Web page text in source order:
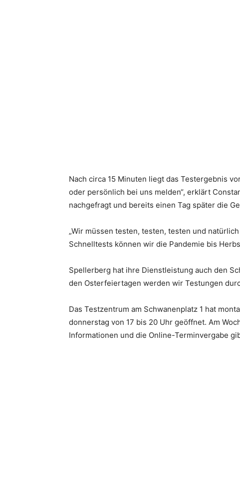
Nach circa 15 Minuten liegt das Testergebnis
oder persönlich bei uns melden“, erklärt
nachgefragt und bereits einen Tag später die
„Wir müssen testen, testen, testen und
Schnelltests können wir die Pandemie bis
Spellerberg hat ihre Dienstleistung auch den
den Osterfeiertagen werden wir Testungen
Das Testzentrum am Schwanenplatz 1 hat
donnerstag von 17 bis 20 Uhr geöffnet. Am
Informationen und die Online-Terminvergabe